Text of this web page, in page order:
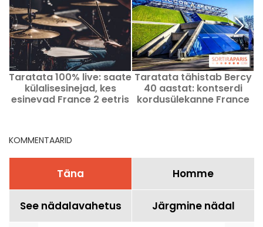
Taratata 100% live: saate
külalisesinejad, kes
esinevad France 2 eetris
Taratata tähistab Bercy
40 aastat: kontserdi
kordusülekanne France
KOMMENTAARID
Täna Homme
See nädalavahetus Järgmine nädal